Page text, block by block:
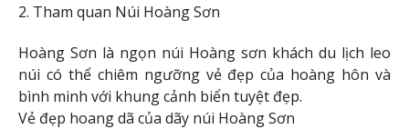
2. Tham quan Núi Hoàng Sơn
Hoàng Sơn là ngọn núi Hoàng sơn khách du lịch leo
núi có thể chiêm ngưỡng vẻ đẹp của hoàng hôn và
bình minh với khung cảnh biển tuyệt đẹp.
Vẻ đẹp hoang dã của dãy núi Hoàng Sơn